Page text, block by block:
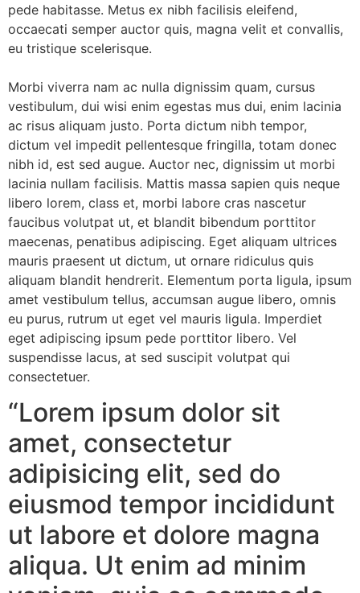
pede habitasse. Metus ex nibh facilisis eleifend,
occaecati semper auctor quis, magna velit et convallis,
eu tristique scelerisque.
Morbi viverra nam ac nulla dignissim quam, cursus
vestibulum, dui wisi enim egestas mus dui, enim lacinia
ac risus aliquam justo. Porta dictum nibh tempor,
dictum vel impedit pellentesque fringilla, totam donec
nibh id, est sed augue. Auctor nec, dignissim ut morbi
lacinia nullam facilisis. Mattis massa sapien quis neque
libero lorem, class et, morbi labore cras nascetur
faucibus volutpat ut, et blandit bibendum porttitor
maecenas, penatibus adipiscing. Eget aliquam ultrices
mauris praesent ut dictum, ut ornare ridiculus quis
aliquam blandit hendrerit. Elementum porta ligula, ipsum
amet vestibulum tellus, accumsan augue libero, omnis
eu purus, rutrum ut eget vel mauris ligula. Imperdiet
eget adipiscing ipsum pede porttitor libero. Vel
suspendisse lacus, at sed suscipit volutpat qui
consectetuer.
“Lorem ipsum dolor sit
amet, consectetur
adipisicing elit, sed do
eiusmod tempor incididunt
ut labore et dolore magna
aliqua. Ut enim ad minim